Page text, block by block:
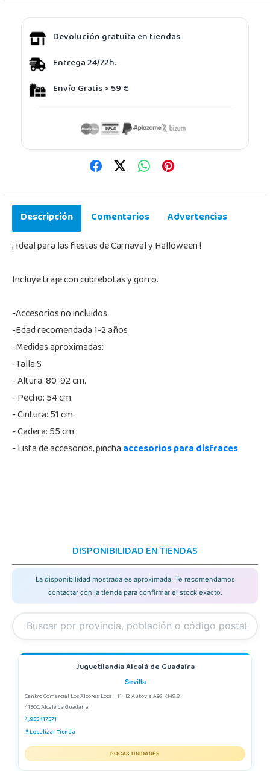
Devolución gratuita en tiendas
Entrega 24/72h.
Envío Gratis > 59 €
Descripción Comentarios
Advertencias
¡ Ideal para las fiestas de Carnaval y Halloween !
Incluye traje con cubrebotas y gorro.
-Accesorios no incluidos
-Edad recomendada 1-2 años
-Medidas aproximadas:
-Talla S
- Altura: 80-92 cm.
- Pecho: 54 cm.
- Cintura: 51 cm.
- Cadera: 55 cm.
- Lista de accesorios, pinchaaccesorios para disfraces
DISPONIBILIDAD EN TIENDAS
La disponibilidad mostrada es aproximada. Te recomendamos
contactar con la tienda para confirmar el stock exacto.
Juguetilandia Alcalá de Guadaíra
Sevilla
Centro Comercial Los Alcores, Local H1 H2 Autovia A92 KM8.8
41500, Alcalá de Guadaíra
955417571
Localizar Tienda
POCAS UNIDADES